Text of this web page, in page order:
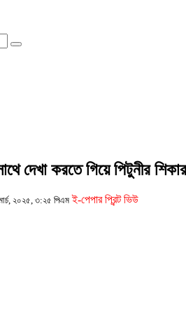
দেখা করতে গিয়ে পিটুনীর
২০২৫, ৩:২৫ পিএম ই-পেপার প্রিন্ট ভিউ